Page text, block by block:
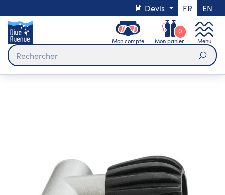
Devis FR EN
Mon compte Mon panier
0
Menu